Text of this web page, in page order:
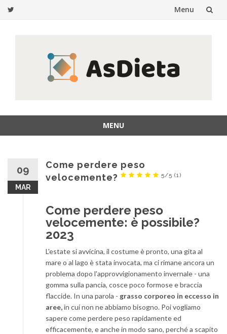
Menu
MENU
09
MAR
Come perdere peso
velocemente?
5/5 (1)
Come perdere peso
velocemente: è possibile?
2023
L'estate si avvicina, il costume è pronto, una gita al
mare o al lago è stata invocata, ma ci rimane ancora un
problema dopo l'approvvigionamento invernale - una
gomma sulla pancia, cosce poco formose e braccia
flaccide. In una parola - grasso corporeo in eccesso in
aree,in cui non ne abbiamo bisogno. Poi vogliamo
sapere come perdere peso rapidamente ed
efficacemente, e anche in modo sano, perché a scapito